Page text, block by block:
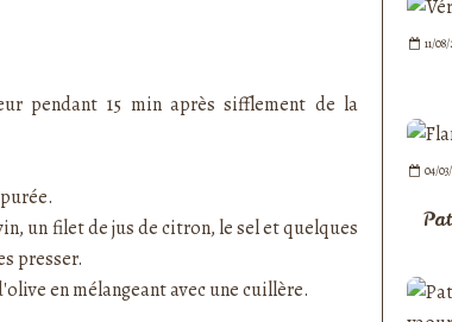
pendant 15 min après sifflement de la
un filet de jus de citron, le sel et quelques
presser.
en mélangeant avec une cuillère.
11/
04/